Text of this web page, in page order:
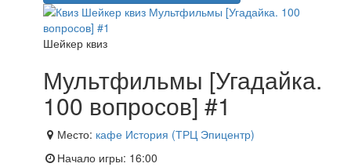
Шейкер квиз
Мультфильмы [Угадайка.
100 вопросов] #1
Место: кафе История (ТРЦ Эпицентр)
Начало игры: 16:00